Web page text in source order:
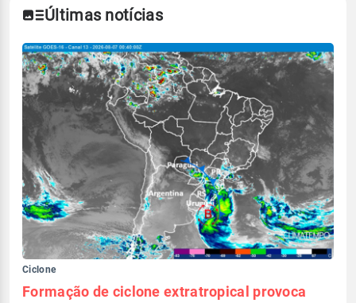
Últimas notícias
Ciclone
Formação de ciclone extratropical provoca